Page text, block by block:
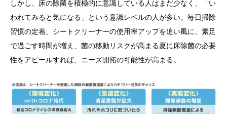
しかし、床の除菌を積極的に意識している人はまだ少なく、「い
われてみると気になる」という意識レベルの人が多い。毎日掃除
習慣の定着、シートクリーナーの使用率アップを追い風に、素足
で過ごす時間が増え、菌の移動リスクが高まる夏に床除菌の必要
性をアピールすれば、ニーズ開拓の可能性が高まる。